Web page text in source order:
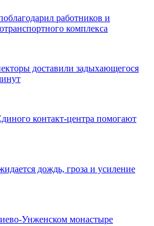
работников и
комплекса
доставили задыхающегося
контакт-центра помогают
дождь, гроза и усиление
Унженском монастыре